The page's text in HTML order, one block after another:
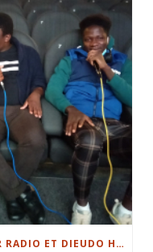
RENCONTRE ENTRE CARREFOUR RADIO ET DIEUDO HAMADI, RÉALISATEUR CONGOLAIS.